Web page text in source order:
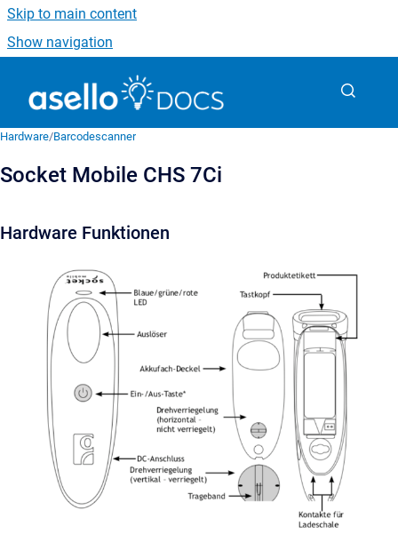
Skip to main content
Show navigation
Hardware/Barcodescanner
Socket Mobile CHS 7Ci
Hardware Funktionen